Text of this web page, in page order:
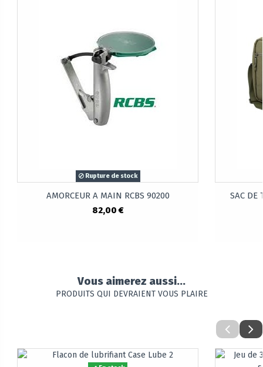
Rupture de stock
AMORCEUR A MAIN RCBS 90200
82,00 €
SAC
Vous aimerez aussi...
PRODUITS QUI DEVRAIENT VOUS PLAIRE